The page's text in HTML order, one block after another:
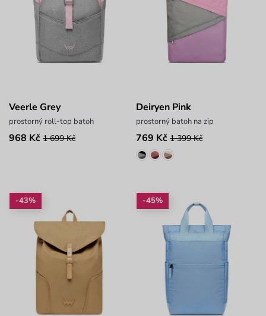
Veerle Grey
prostorný roll-top batoh
968 Kč 1 699 Kč
Deiryen Pink
prostorný batoh na zip
769 Kč 1 399 Kč
-43% -45%